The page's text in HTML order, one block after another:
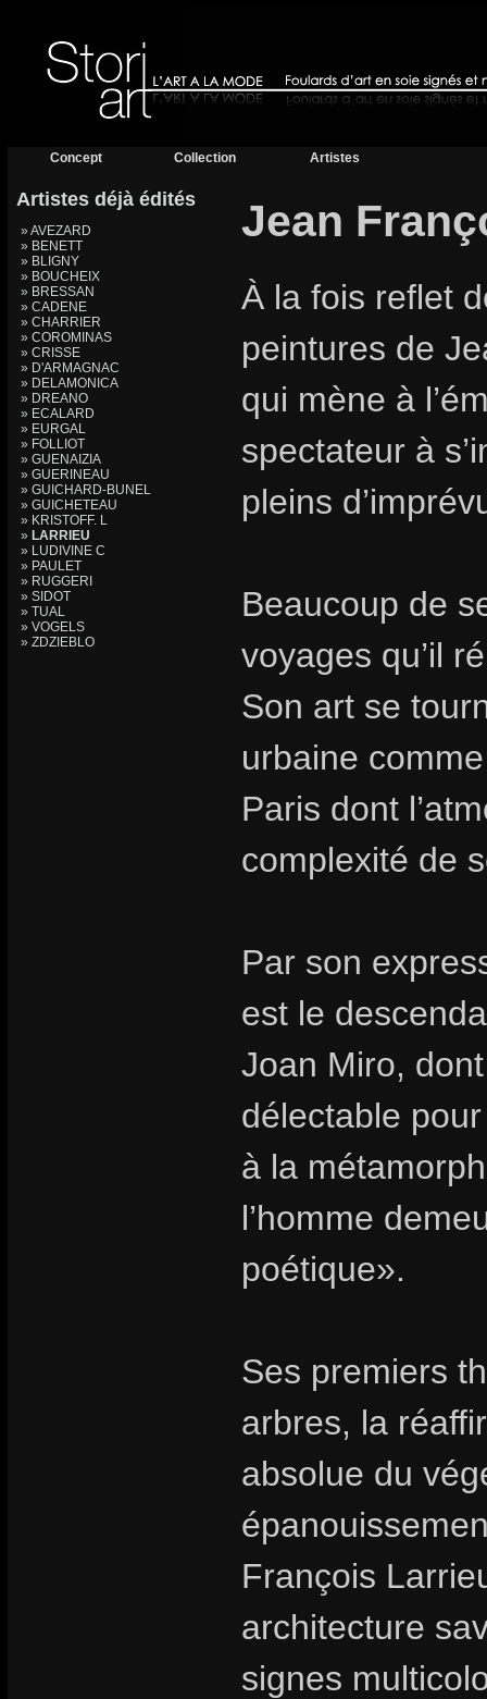
Concept Collection Artistes
Artistes déjà édités
» AVEZARD
» BENETT
» BLIGNY
» BOUCHEIX
» BRESSAN
» CADENE
» CHARRIER
» COROMINAS
» CRISSE
» D'ARMAGNAC
» DELAMONICA
» DREANO
» ECALARD
» EURGAL
» FOLLIOT
» GUENAIZIA
» GUERINEAU
» GUICHARD-BUNEL
» GUICHETEAU
» KRISTOFF. L
» LARRIEU
» LUDIVINE C
» PAULET
» RUGGERI
» SIDOT
» TUAL
» VOGELS
» ZDZIEBLO
Jean
À la fois reflet
peintures de
qui mène à
spectateur à
pleins
Beaucoup de
voyages qu’il
Son art se
urbaine
Paris dont
complexité de
Par son
est le
Joan Miro,
délectable
à la
l’homme
poétique».
Ses premiers
arbres, la
absolue du
François
architecture
signes